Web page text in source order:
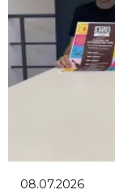
08.07.2026